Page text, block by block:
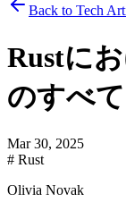
Back to Tech
Rustに
のすべ
Mar 30, 2025
# Rust
Olivia Novak